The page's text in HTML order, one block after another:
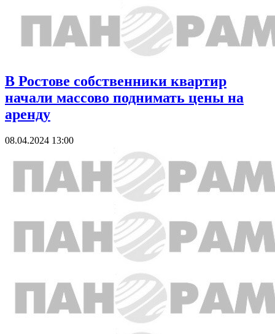
В Ростове собственники квартир
начали массово поднимать цены на
аренду
08.04.2024 13:00